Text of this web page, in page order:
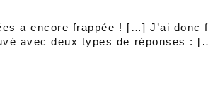
a encore frappée ! […] J’ai
avec deux types de réponses :